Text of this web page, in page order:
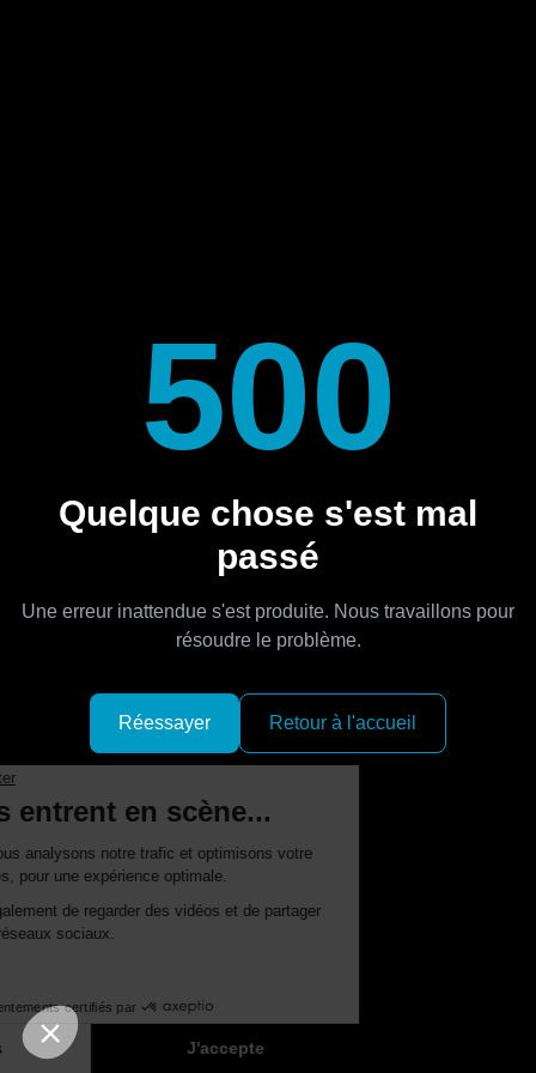
500
Quelque chose s'est mal
passé
Une erreur inattendue s'est produite. Nous travaillons pour
résoudre le problème.
Réessayer Retour à l'accueil